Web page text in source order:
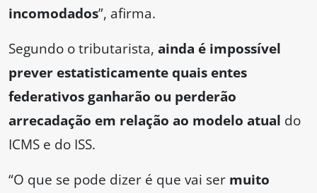
incomodados”, afirma.
Segundo o tributarista, ainda é impossível
prever estatisticamente quais entes
federativos ganharão ou perderão
arrecadação em relação ao modelo atual do
ICMS e do ISS.
“O que se pode dizer é que vai ser muito